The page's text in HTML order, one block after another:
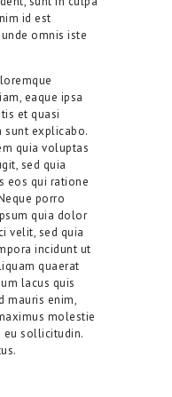
id est
omnis iste
eaque ipsa
et quasi
sunt explicabo.
quia voluptas
sed quia
eos qui ratione
porro
quia dolor
velit, sed quia
incidunt ut
quaerat
lacus quis
mauris enim,
molestie
eu sollicitudin.